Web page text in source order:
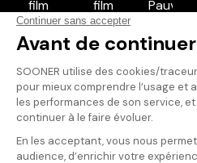
Vos avis
Donnez votre avis
Votre note
Votre commentaire
Il faut vous connecter pour
publier un avis